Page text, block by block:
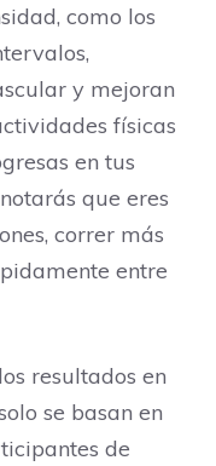
como los
y mejoran
físicas
en tus
que eres
correr más
entre
resultados en
se basan en
de